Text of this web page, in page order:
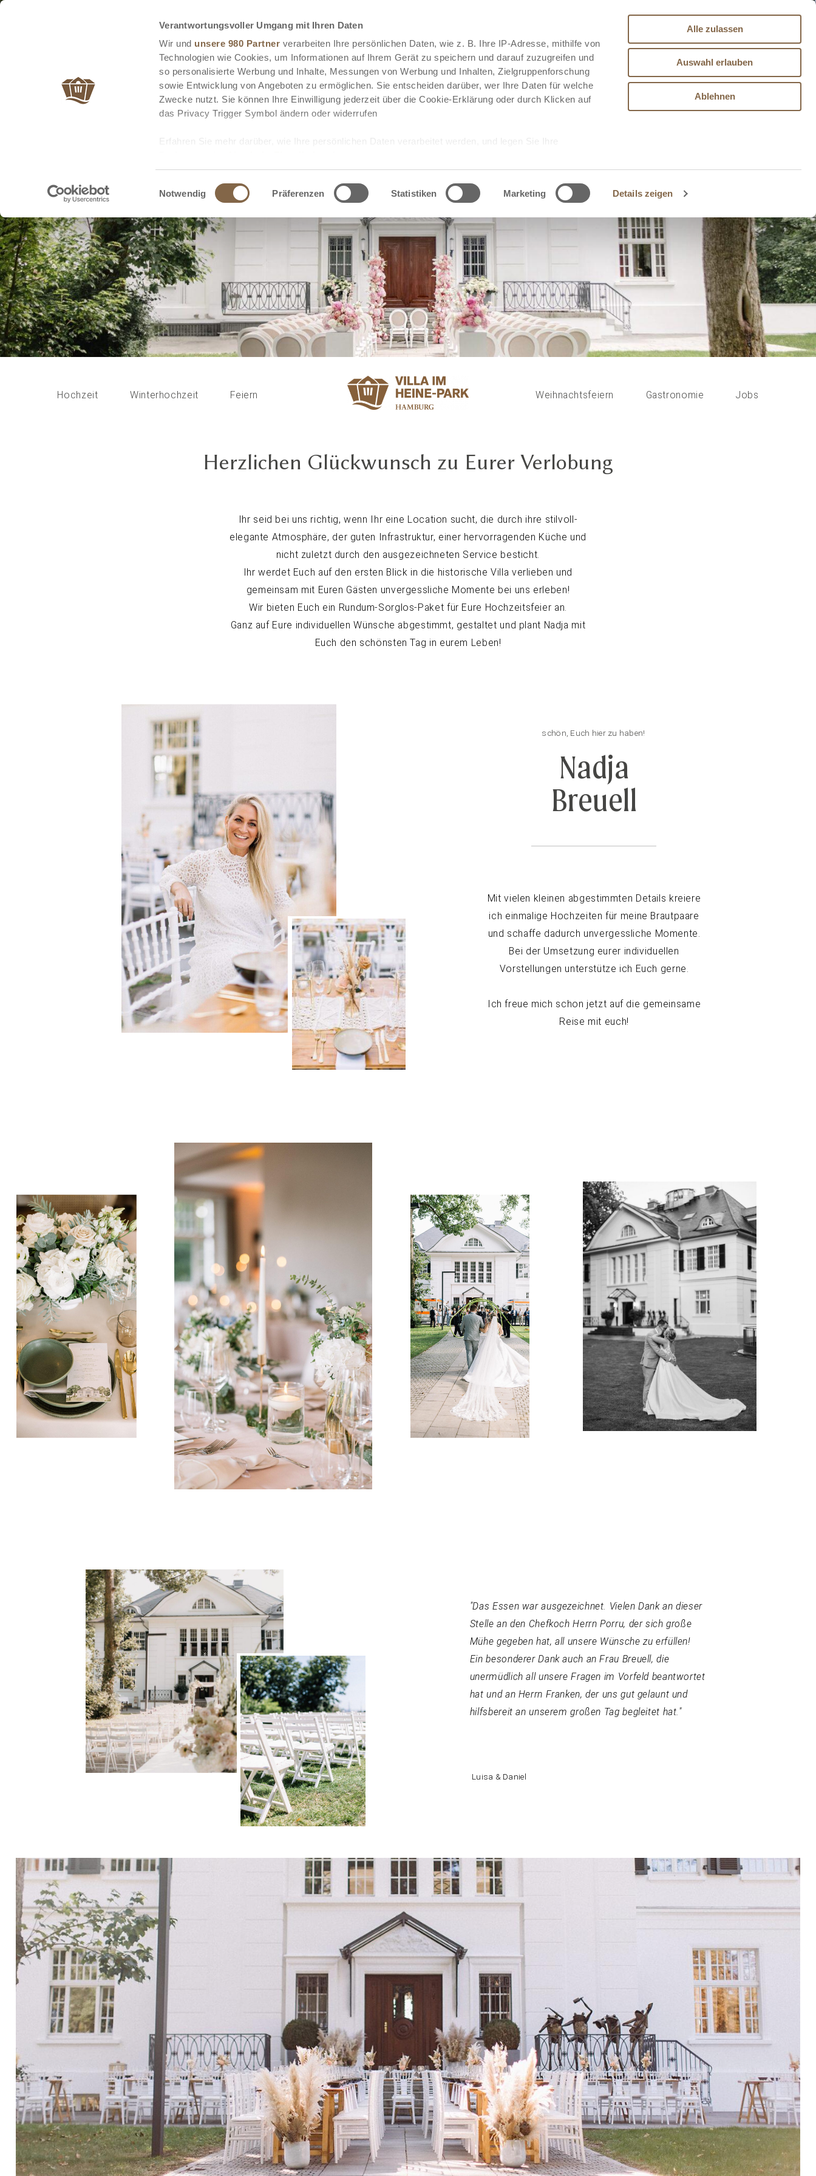
Verantwortungsvoller Umgang mit Ihren Daten
Wir und unsere 980 Partner verarbeiten Ihre persönlichen Daten, wie z. B. Ihre IP-Adresse, mithilfe von
Technologien wie Cookies, um Informationen auf Ihrem Gerät zu speichern und darauf zuzugreifen und
so personalisierte Werbung und Inhalte, Messungen von Werbung und Inhalten, Zielgruppenforschung
sowie Entwicklung von Angeboten zu ermöglichen. Sie entscheiden darüber, wer Ihre Daten für welche
Zwecke nutzt. Sie können Ihre Einwilligung jederzeit über die Cookie-Erklärung oder durch Klicken auf
das Privacy Trigger Symbol ändern oder widerrufen
Erfahren Sie mehr darüber, wie Ihre persönlichen Daten verarbeitet werden, und legen Sie Ihre
Wir verwenden Cookies, um Inhalte und Anzeigen zu personalisieren, Funktionen für soziale Medien
anbieten zu können und die Zugriffe auf unsere Website zu analysieren. Außerdem geben wir
und Analysen weiter. Unsere Partner führen diese Informationen möglicherweise mit weiteren Daten
zusammen, die Sie ihnen bereitgestellt haben oder die sie im Rahmen Ihrer Nutzung der Dienste
gesammelt haben.
Einwilligungsauswahl
Notwendig Präferenzen Statistiken Marketing Details zeigen
Alle zulassen
Auswahl erlauben
Ablehnen
WILLKOMMEN ZU EURER TRAUMHOCHZEIT
Hochzeit Winterhochzeit Feiern Weihnachtsfeiern Gastronomie Jobs
Herzlichen Glückwunsch zu Eurer Verlobung
Ihr seid bei uns richtig, wenn Ihr eine Location sucht, die durch ihre stilvoll-
elegante Atmosphäre, der guten Infrastruktur, einer hervorragenden Küche und
nicht zuletzt durch den ausgezeichneten Service besticht.
Ihr werdet Euch auf den ersten Blick in die historische Villa verlieben und
gemeinsam mit Euren Gästen unvergessliche Momente bei uns erleben!
Wir bieten Euch ein Rundum-Sorglos-Paket für Eure Hochzeitsfeier an.
Ganz auf Eure individuellen Wünsche abgestimmt, gestaltet und plant Nadja mit
Euch den schönsten Tag in eurem Leben!
schön, Euch hier zu haben!
Nadja
Breuell
Mit vielen kleinen abgestimmten Details kreiere
ich einmalige Hochzeiten für meine Brautpaare
und schaffe dadurch unvergessliche Momente.
Bei der Umsetzung eurer individuellen
Vorstellungen unterstütze ich Euch gerne.
Ich freue mich schon jetzt auf die gemeinsame
Reise mit euch!
"Das Essen war ausgezeichnet. Vielen Dank an dieser
Stelle an den Chefkoch Herrn Porru, der sich große
Mühe gegeben hat, all unsere Wünsche zu erfüllen!
Ein besonderer Dank auch an Frau Breuell, die
unermüdlich all unsere Fragen im Vorfeld beantwortet
hat und an Herrn Franken, der uns gut gelaunt und
hilfsbereit an unserem großen Tag begleitet hat."
Luisa & Daniel